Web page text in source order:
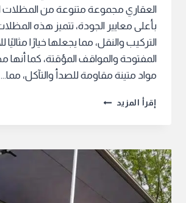
العقاري مجموعة متنوعة من
بأعلى معايير الجودة، تتميز هذه
التركيب والنقل، مما يجعلها خيارًا مثاليًا
المفتوحة والمواقف المؤقتة، كما
مواد متينة مقاومة للصدأ والتآكل، مما…
إقرأ المزيد مظلات
سعر
للمتر